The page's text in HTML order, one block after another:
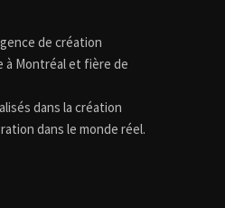
de création
à Montréal et fière de
dans la création
dans le monde réel.